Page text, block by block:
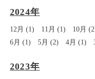
2024年
12月 (1) 11月 (1) 10月
6月 (1)
5月 (2) 4月 (1)
2023年